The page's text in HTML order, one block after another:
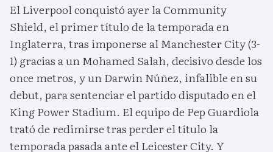
El Liverpool conquistó ayer la Community
Shield, el primer título de la temporada en
Inglaterra, tras imponerse al Manchester City (3-
1) gracias a un Mohamed Salah, decisivo desde los
once metros, y un Darwin Núñez, infalible en su
debut, para sentenciar el partido disputado en el
King Power Stadium. El equipo de Pep Guardiola
trató de redimirse tras perder el título la
temporada pasada ante el Leicester City. Y